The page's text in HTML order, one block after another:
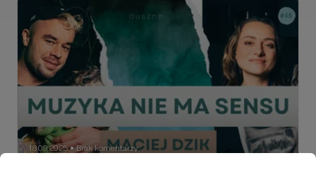
18.09.2025 ● Brak komentarzy